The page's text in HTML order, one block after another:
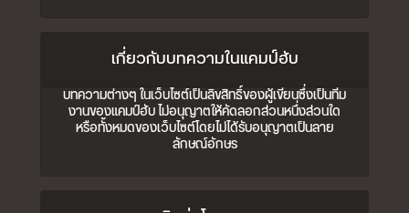
เกี่ยวกับบทความในแคมป์ฮับ
บทความต่างๆ ในเว็บไซต์เป็นลิขสิทธิ์ของผู้เขียนซึ่งเป็นทีม
งานของแคมป์ฮับ ไม่อนุญาตให้คัดลอกส่วนหนึ่งส่วนใด
หรือทั้งหมดของเว็บไซต์โดยไม่ได้รับอนุญาตเป็นลาย
ลักษณ์อักษร